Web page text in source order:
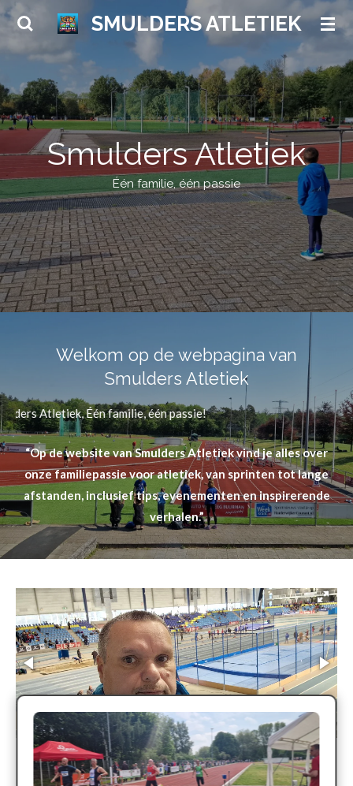
Ga
naar
hoofdinhoud
SMULDERS ATLETIEK
Smulders Atletiek
Één familie, één passie
Welkom op de webpagina van
Smulders Atletiek
Één familie, één passie!
“Op de website van Smulders Atletiek vind je alles over
onze familiepassie voor atletiek, van sprinten tot lange
afstanden, inclusief tips, evenementen en inspirerende
verhalen.”